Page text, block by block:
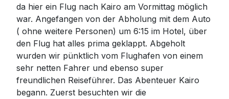
da hier ein Flug nach Kairo am Vormittag möglich
war. Angefangen von der Abholung mit dem Auto
( ohne weitere Personen) um 6:15 im Hotel, über
den Flug hat alles prima geklappt. Abgeholt
wurden wir pünktlich vom Flughafen von einem
sehr netten Fahrer und ebenso super
freundlichen Reiseführer. Das Abenteuer Kairo
begann. Zuerst besuchten wir die